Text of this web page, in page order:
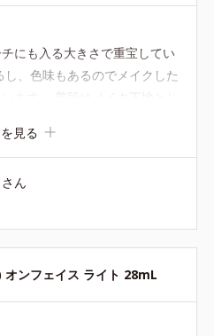
ください。
プロテクター*1配合＝耐水効果のあ
せライティングパウダー*5配合
ドエアリーパウダー*6配合＝仕
アクリル酸Ｎａ、含水シリカ、
鉛、水酸化Ａｌ*3 ちり・ほこり
酸（Ｃａ／Ｎａ）、酸化銀、水
リルジメチコン、マイカ、酸化ス
にも入る大きさで重宝してい
、色味もあるのでメイクした
見る
ん
オンフェイス ライト 28mL